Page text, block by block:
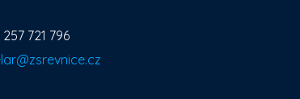
721 796